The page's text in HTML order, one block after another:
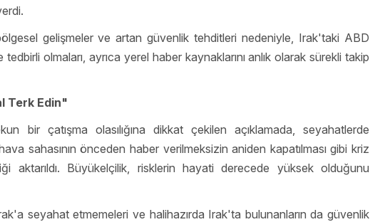
gelişmeler ve artan güvenlik tehditleri nedeniyle, Irak'taki ABD
olmaları, ayrıca yerel haber kaynaklarını anlık olarak sürekli takip
Terk Edin"
bir çatışma olasılığına dikkat çekilen açıklamada, seyahatlerde
sahasının önceden haber verilmeksizin aniden kapatılması gibi kriz
aktarıldı. Büyükelçilik, risklerin hayati derecede yüksek olduğunu
seyahat etmemeleri ve halihazırda Irak'ta bulunanların da güvenlik